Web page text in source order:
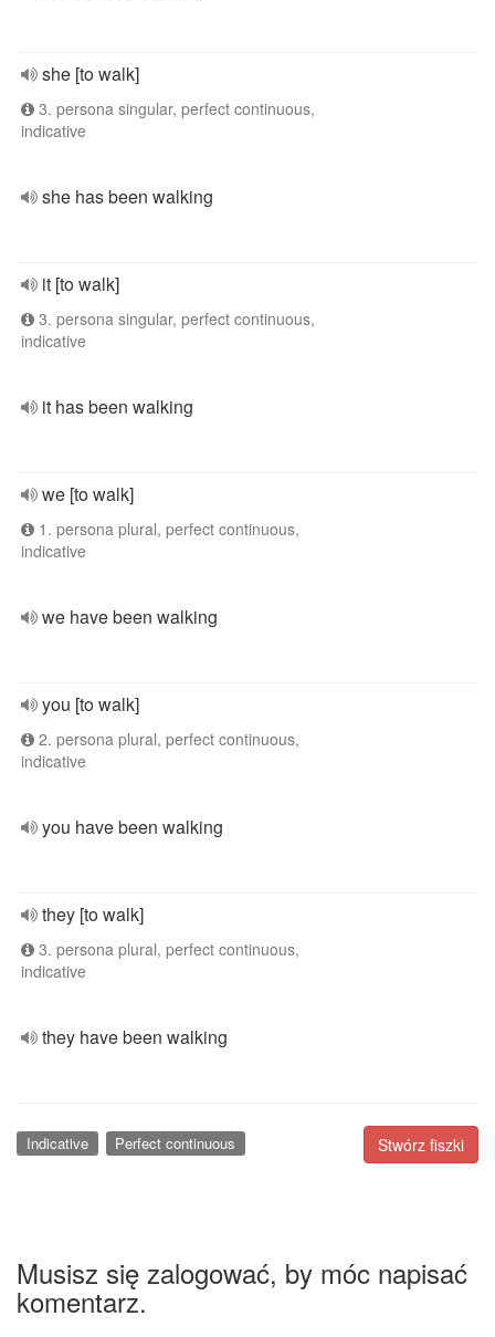
she [to walk]
3. persona singular, perfect continuous,
indicative
she has been walking
it [to walk]
3. persona singular, perfect continuous,
indicative
it has been walking
we [to walk]
1. persona plural, perfect continuous,
indicative
we have been walking
you [to walk]
2. persona plural, perfect continuous,
indicative
you have been walking
they [to walk]
3. persona plural, perfect continuous,
indicative
they have been walking
Stwórz fiszki
Indicative Perfect continuous
Musisz się zalogować, by móc napisać
komentarz.